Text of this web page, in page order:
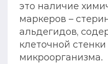
это наличие
маркеров –
альдегидов,
клеточной
микроорганизма.